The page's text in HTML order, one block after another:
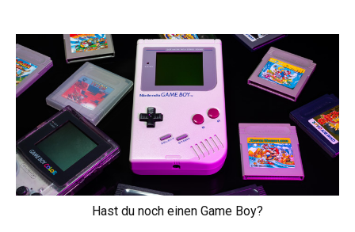
Hast du noch einen Game Boy?